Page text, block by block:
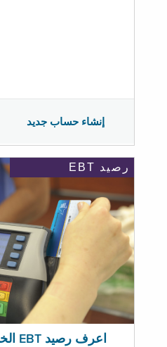
إنشاء حساب جديد
رصيد EBT
اعرف رصيد EBT الخاص بك